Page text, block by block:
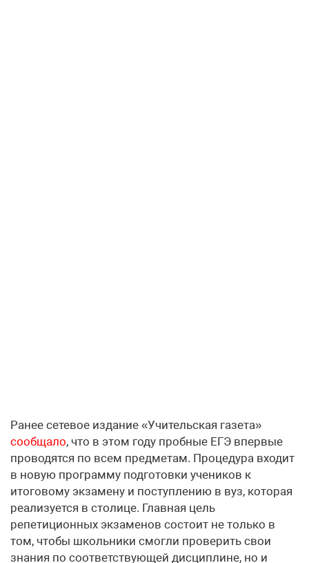
Ранее сетевое издание «Учительская газета»
сообщало, что в этом году пробные ЕГЭ впервые
проводятся по всем предметам. Процедура входит
в новую программу подготовки учеников к
итоговому экзамену и поступлению в вуз, которая
реализуется в столице. Главная цель
репетиционных экзаменов состоит не только в
том, чтобы школьники смогли проверить свои
знания по соответствующей дисциплине, но и